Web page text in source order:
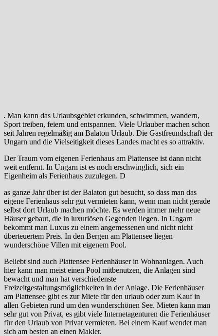
Man kann das Urlaubsgebiet erkunden, schwimmen, wandern,
Sport treiben, feiern und entspannen. Viele Urlauber machen schon
seit Jahren regelmäßig am Balaton Urlaub. Die Gastfreundschaft der
Ungarn und die Vielseitigkeit dieses Landes macht es so attraktiv.
Der Traum vom eigenen Ferienhaus am Plattensee ist dann nicht
weit entfernt. In Ungarn ist es noch erschwinglich, sich ein
Eigenheim als Ferienhaus zuzulegen. D
as ganze Jahr über ist der Balaton gut besucht, so dass man das
eigene Ferienhaus sehr gut vermieten kann, wenn man nicht gerade
selbst dort Urlaub machen möchte. Es werden immer mehr neue
Häuser gebaut, die in luxuriösen Gegenden liegen. In Ungarn
bekommt man Luxus zu einem angemessenen und nicht nicht
überteuertem Preis. In den Bergen am Plattensee liegen
wunderschöne Villen mit eigenem Pool.
Beliebt sind auch Plattensee Ferienhäuser in Wohnanlagen. Auch
hier kann man meist einen Pool mitbenutzen, die Anlagen sind
bewacht und man hat verschiedenste
Freizeitgestaltungsmöglichkeiten in der Anlage. Die Ferienhäuser
am Plattensee gibt es zur Miete für den urlaub oder zum Kauf in
allen Gebieten rund um den wunderschönen See. Mieten kann man
sehr gut von Privat, es gibt viele Internetagenturen die Ferienhäuser
für den Urlaub von Privat vermieten. Bei einem Kauf wendet man
sich am besten an einen Makler.